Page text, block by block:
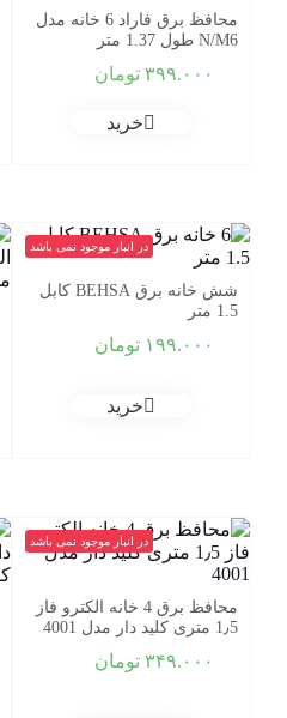
محافظ برق فاراد 6 خانه مدل
N/M6 طول 1.37 متر
۳۹۹.۰۰۰ تومان
خرید
در انبار موجود نمی باشد
شش خانه برق BEHSA کابل
1.5 متر
۱۹۹.۰۰۰ تومان
خرید
در انبار موجود نمی باشد
محافظ برق 4 خانه الکترو فاز
1٫5 متری کلید دار مدل 4001
۳۴۹.۰۰۰ تومان